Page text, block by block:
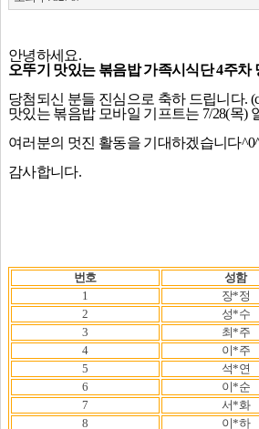
오뚜기 맛있는 볶음밥 가족시식단 4주차
당첨되신 분들 진심으로 축하 드립니다.
맛있는 볶음밥 모바일 기프트는 7/28(목)
여러분의 멋진 활동을 기대하겠습니다
감사합니다.
번호
성함
1
장*정
2
성*수
3
최*주
4
이*주
5
석*연
6
이*순
7
서*화
8
이*하